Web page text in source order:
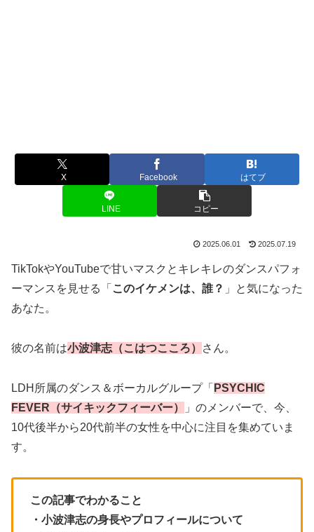
X Facebook はてブ
LINE コピー
2025.06.01 2025.07.19
TikTokやYouTubeで甘いマスクとキレキレのダンスパフォ
ーマンスを見せる「 このイケメンは、誰？ 」と気になった
あなた。
彼の名前は小波津志（こはつこころ） さん。
LDH所属のダンス＆ボーカルグループ「 PSYCHIC
FEVER（サイキックフィーバー）
」のメンバーで、今、
10代後半から20代前半の女性を中心に注目を集めていま
す。
この記事でわかること
・小波津志の身長やプロフィールについて